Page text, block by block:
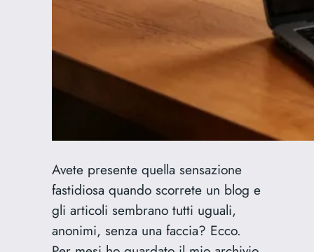
Avete presente quella sensazione
fastidiosa quando scorrete un blog e
gli articoli sembrano tutti uguali,
anonimi, senza una faccia? Ecco.